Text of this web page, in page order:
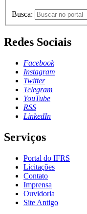
Busca:
Redes Sociais
Facebook
Instagram
Twitter
Telegram
YouTube
RSS
LinkedIn
Serviços
Portal do IFRS
Licitações
Contato
Imprensa
Ouvidoria
Site Antigo